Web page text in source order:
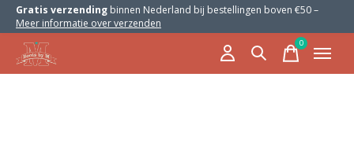
Gratis verzending binnen Nederland bij bestellingen boven €50 –
Meer informatie over verzenden
0items